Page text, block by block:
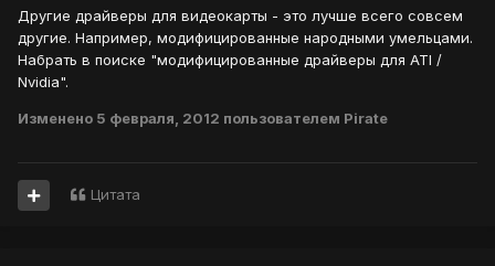
Другие драйверы для видеокарты - это лучше всего совсем
другие. Например, модифицированные народными умельцами.
Набрать в поиске "модифицированные драйверы для ATI /
Nvidia".
Изменено 5 февраля, 2012 пользователем Pirate
Цитата